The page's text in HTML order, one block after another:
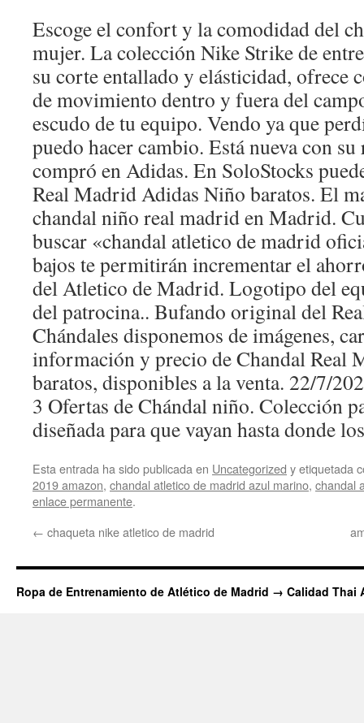
Escoge el confort y la comodidad del
mujer. La colección Nike Strike de
su corte entallado y elásticidad, ofrece
de movimiento dentro y fuera del
escudo de tu equipo. Vendo ya que
puedo hacer cambio. Está nueva con
compró en Adidas. En SoloStocks
Real Madrid Adidas Niño baratos. El
chandal niño real madrid en Madrid.
buscar «chandal atletico de madrid
bajos te permitirán incrementar el
del Atletico de Madrid. Logotipo del
del patrocina.. Bufando original del
Chándales disponemos de imágenes,
información y precio de Chandal Real
baratos, disponibles a la venta. 22/7/
3 Ofertas de Chándal niño. Colección
diseñada para que vayan hasta donde
Esta entrada ha sido publicada en Uncategorized y etiquetada
2019 amazon, chandal atletico de madrid azul marino, chandal
enlace permanente.
← chaqueta nike atletico de madrid
Ropa de Entrenamiento de Atlético de Madrid → Calidad Thai